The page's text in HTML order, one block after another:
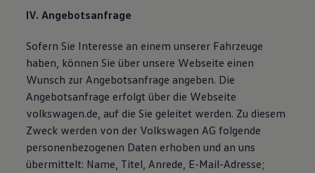
IV. Angebotsanfrage
Sofern Sie Interesse an einem unserer Fahrzeuge
haben, können Sie über unsere Webseite einen
Wunsch zur Angebotsanfrage angeben. Die
Angebotsanfrage erfolgt über die Webseite
volkswagen.de, auf die Sie geleitet werden. Zu diesem
Zweck werden von der Volkswagen AG folgende
personenbezogenen Daten erhoben und an uns
übermittelt: Name, Titel, Anrede, E-Mail-Adresse;